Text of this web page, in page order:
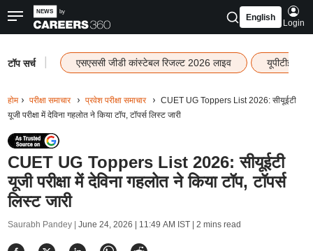
English
Login
टॉप सर्च एसएससी जीडी कांस्टेबल रिजल्ट 2026 लाइव यूपीटीईटी
होम परीक्षा समाचार प्रवेश परीक्षा समाचार
CUET UG Toppers List 2026: सीयूईटी
यूजी परीक्षा में देविना गहलोत ने किया टॉप, टॉपर्स लिस्ट जारी
CUET UG Toppers List 2026: सीयूईटी
यूजी परीक्षा में देविना गहलोत ने किया टॉप, टॉपर्स
लिस्ट जारी
Saurabh Pandey | June 24, 2026 | 11:49 AM IST| 2 mins read